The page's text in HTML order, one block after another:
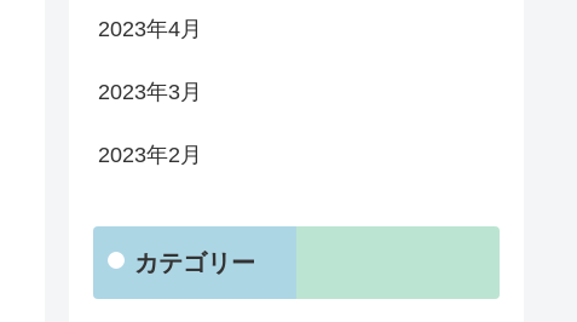
2023年4月
2023年3月
2023年2月
カテゴリー